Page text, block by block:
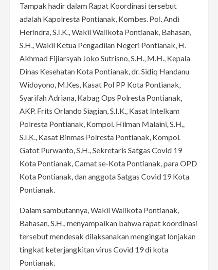
Tampak hadir dalam Rapat Koordinasi tersebut
adalah Kapolresta Pontianak, Kombes. Pol. Andi
Herindra, S.I.K., Wakil Walikota Pontianak, Bahasan,
S.H., Wakil Ketua Pengadilan Negeri Pontianak, H.
Akhmad Fijiarsyah Joko Sutrisno, S.H., M.H., Kepala
Dinas Kesehatan Kota Pontianak, dr. Sidiq Handanu
Widoyono, M.Kes, Kasat Pol PP Kota Pontianak,
Syarifah Adriana, Kabag Ops Polresta Pontianak,
AKP. Frits Orlando Siagian, S.I.K., Kasat Intelkam
Polresta Pontianak, Kompol. Hilman Malaini, S.H.,
S.I.K., Kasat Binmas Polresta Pontianak, Kompol.
Gatot Purwanto, S.H., Sekretaris Satgas Covid 19
Kota Pontianak, Camat se-Kota Pontianak, para OPD
Kota Pontianak, dan anggota Satgas Covid 19 Kota
Pontianak.
Dalam sambutannya, Wakil Walikota Pontianak,
Bahasan, S.H., menyampaikan bahwa rapat koordinasi
tersebut mendesak dilaksanakan mengingat lonjakan
tingkat keterjangkitan virus Covid 19 di kota
Pontianak.